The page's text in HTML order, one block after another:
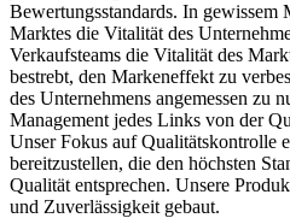
Bewertungsstandards. In gewissem
Marktes die Vitalität des
Verkaufsteams die Vitalität des
bestrebt, den Markeneffekt zu
des Unternehmens angemessen zu
Management jedes Links von der
Unser Fokus auf Qualitätskontrolle
bereitzustellen, die den höchsten
Qualität entsprechen. Unsere
und Zuverlässigkeit gebaut.